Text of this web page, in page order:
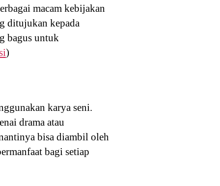
macam kebijakan
ditujukan kepada
bagus untuk
)
karya seni.
drama atau
bisa diambil oleh
bagi setiap